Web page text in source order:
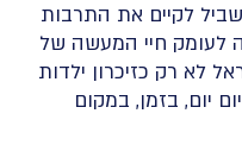
לקיים את התרבות
לעומק חיי המעשה של
לא רק כזיכרון ילדות
יום, בזמן, במקום